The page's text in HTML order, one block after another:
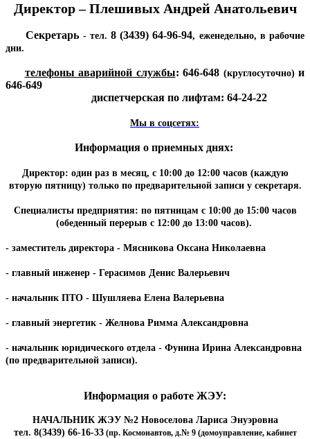
Директор – Плешивых Андрей Анатольевич
Секретарь - тел.8 (3439) 64-96-94, еженедельно, в рабочие
дни.
телефоны аварийной службы: 646-648 (круглосуточно) и
646-649
диспетчерская по лифтам: 64-24-22
Мы в соцсетях:
Информация о приемных днях:
Директор: один раз в месяц, с 10:00 до 12:00 часов (каждую
вторую пятницу) только по предварительной записи у секретаря.
Специалисты предприятия: по пятницам с 10:00 до 15:00 часов
(обеденный перерыв с 12:00 до 13:00 часов).
- заместитель директора - Мясникова Оксана Николаевна
- главный инженер - Герасимов Денис Валерьевич
- начальник ПТО - Шушляева Елена Валерьевна
- главный энергетик - Желнова Римма Александровна
- начальник юридического отдела - Фунина Ирина Александровна
(по предварительной записи).
Информация о работе ЖЭУ:
НАЧАЛЬНИК ЖЭУ №2 Новоселова Лариса Энуэровна
тел. 8(3439) 66-16-33(пр. Космонавтов, д.№ 9 (домоуправление, кабинет